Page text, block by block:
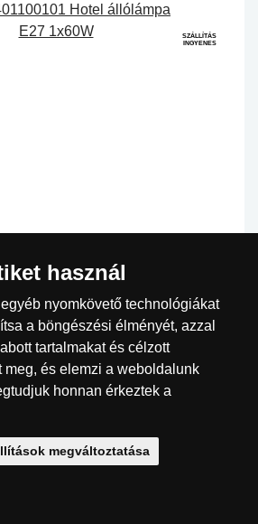
SZÁLLÍTÁS
INGYENES
Hotel állólámpa E27 1x60W
MEGVESZ
használ
nyomkövető technológiákat
a böngészési élményét, azzal
tartalmakat és célzott
meg, és elemzi a weboldalunk
honnan érkeztek a
megváltoztatása